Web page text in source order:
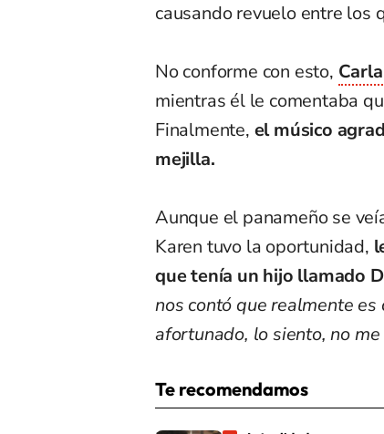
causando revuelo entre los
No conforme con esto,
mientras él le comentaba
Finalmente, el músico
mejilla.
Aunque el panameño se
Karen tuvo la oportunidad,
que tenía un hijo llamado
nos contó que realmente es
afortunado, lo siento, no
Te recomendamos